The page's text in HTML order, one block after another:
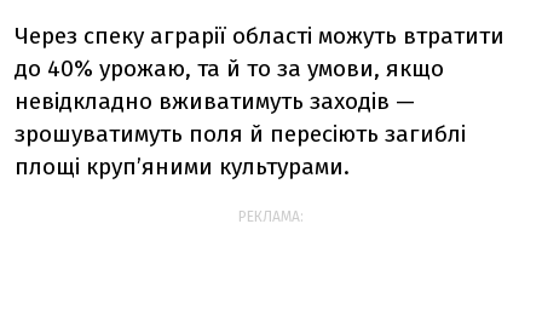
Через спеку аграрії області можуть втратити
до 40% урожаю, та й то за умови, якщо
невідкладно вживатимуть заходів —
зрошуватимуть поля й пересіють загиблі
площі круп’яними культурами.
РЕКЛАМА: